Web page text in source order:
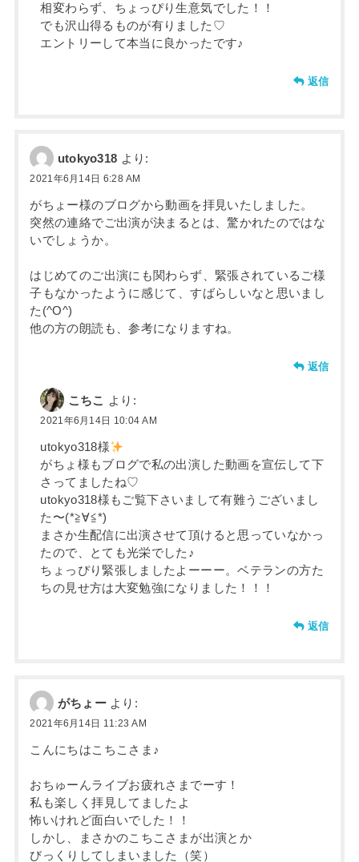
相変わらず、ちょっぴり生意気でした！！
でも沢山得るものが有りました♡
エントリーして本当に良かったです♪
返信
utokyo318 より:
2021年6月14日 6:28 AM
がちょー様のブログから動画を拝見いたしました。
突然の連絡でご出演が決まるとは、驚かれたのではな
いでしょうか。
はじめてのご出演にも関わらず、緊張されているご様
子もなかったように感じて、すばらしいなと思いまし
た(^O^)
他の方の朗読も、参考になりますね。
返信
こちこ より:
2021年6月14日 10:04 AM
utokyo318様
がちょ様もブログで私の出演した動画を宣伝して下
さってましたね♡
utokyo318様もご覧下さいまして有難うございまし
た〜(*≧∀≦*)
まさか生配信に出演させて頂けると思っていなかっ
たので、とても光栄でした♪
ちょっぴり緊張しましたよーーー。ベテランの方た
ちの見せ方は大変勉強になりました！！！
返信
がちょー より:
2021年6月14日 11:23 AM
こんにちはこちこさま♪
おちゅーんライブお疲れさまでーす！
私も楽しく拝見してましたよ
怖いけれど面白いでした！！
しかし、まさかのこちこさまが出演とか
びっくりしてしまいました（笑）